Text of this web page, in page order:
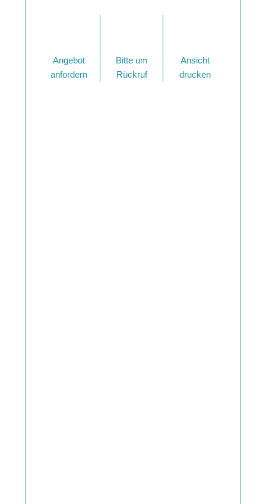
Angebot
anfordern
Bitte um
Rückruf
Ansicht
drucken